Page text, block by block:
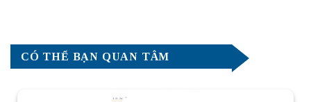
CÓ THỂ BẠN QUAN TÂM